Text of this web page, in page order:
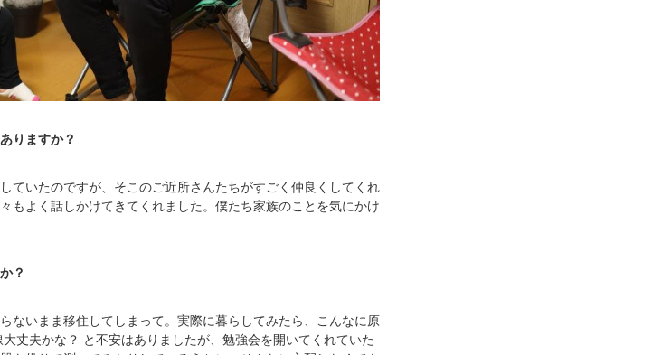
りますか？
ていたのですが、そこのご近所さんたちがすごく仲良くしてくれ
もよく話しかけてきてくれました。僕たち家族のことを気にかけ
？
ないまま移住してしまって。実際に暮らしてみたら、こんなに原
丈夫かな？ と不安はありましたが、勉強会を開いてくれていた